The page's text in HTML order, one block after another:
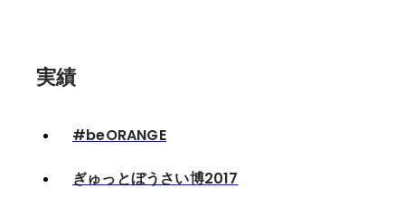
実績
#beORANGE
ぎゅっとぼうさい博2017